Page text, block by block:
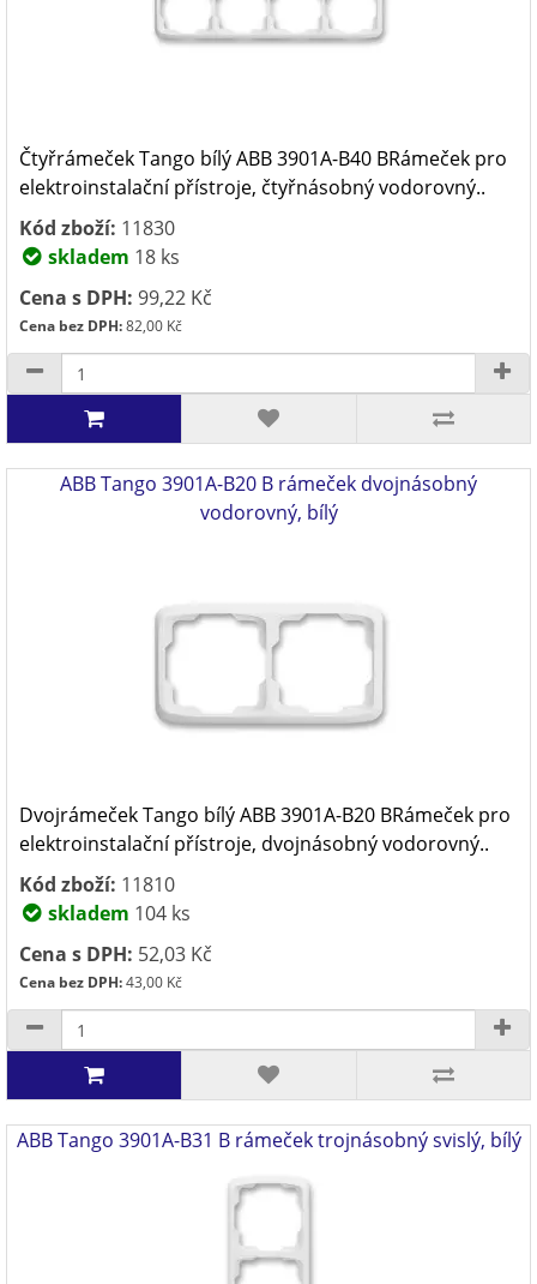
Čtyřrámeček Tango bílý ABB 3901A-B40 BRámeček pro
elektroinstalační přístroje, čtyřnásobný vodorovný..
Kód zboží: 11830
skladem 18 ks
Cena s DPH: 99,22 Kč
Cena bez DPH:82,00 Kč
ABB Tango 3901A-B20 B rámeček dvojnásobný
vodorovný, bílý
Dvojrámeček Tango bílý ABB 3901A-B20 BRámeček pro
elektroinstalační přístroje, dvojnásobný vodorovný..
Kód zboží: 11810
skladem 104 ks
Cena s DPH: 52,03 Kč
Cena bez DPH:43,00 Kč
ABB Tango 3901A-B31 B rámeček trojnásobný svislý, bílý